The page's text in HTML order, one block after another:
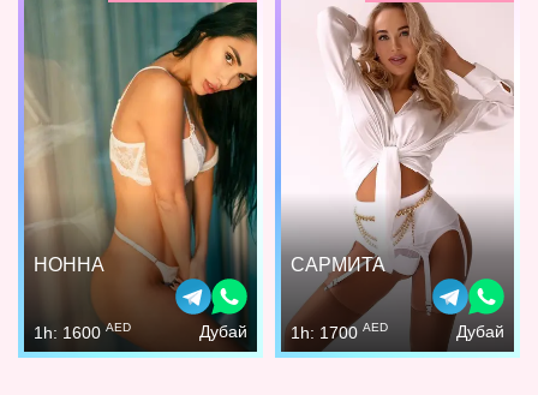
НОННА
1h: 1600 AED Дубай
САРМИТА
1h: 1700 AED Дубай